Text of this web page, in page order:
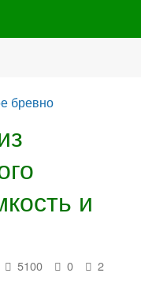
бревно
и
5100 0 2